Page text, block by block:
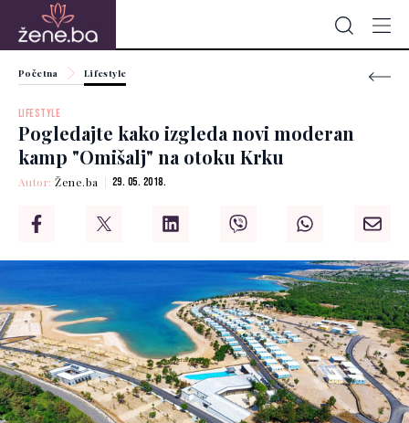
Početna Lifestyle
LIFESTYLE
Pogledajte kako izgleda novi moderan
kamp "Omišalj" na otoku Krku
Autor:Žene.ba 29. 05. 2018.